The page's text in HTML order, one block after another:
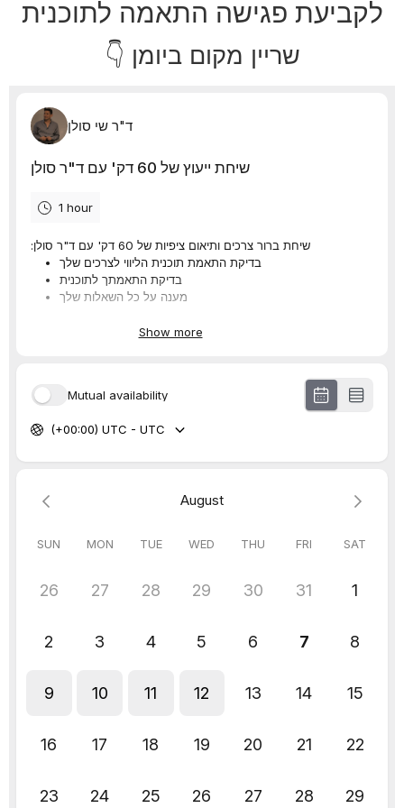
לקביעת פגישה התאמה לתוכנית
שריין מקום ביומן 👇